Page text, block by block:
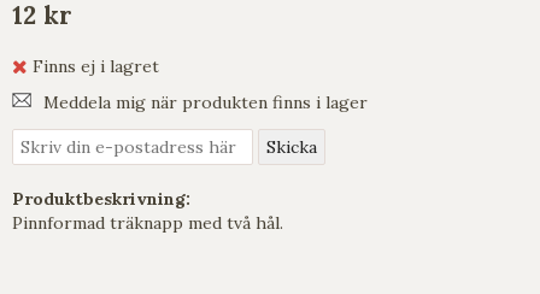
12 kr
Finns ej i lagret
Meddela mig när produkten finns i lager
Produktbeskrivning:
Pinnformad träknapp med två hål.